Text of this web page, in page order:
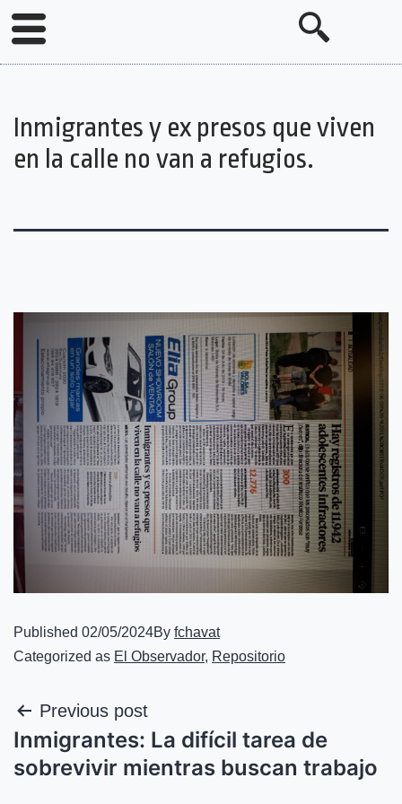
Inmigrantes y ex presos que viven
en la calle no van a refugios.
Published 02/05/2024By fchavat
Categorized as El Observador, Repositorio
Previous post
Inmigrantes: La difícil tarea de
sobrevivir mientras buscan trabajo